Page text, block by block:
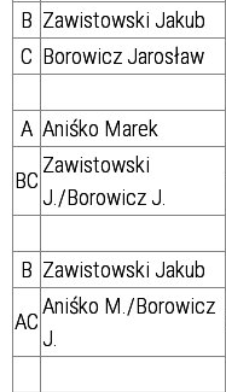
B Zawistowski Jakub
C Borowicz Jarosław
A Aniśko Marek
BC
Zawistowski
J./Borowicz J.
B Zawistowski Jakub
AC
Aniśko M./Borowicz
J.